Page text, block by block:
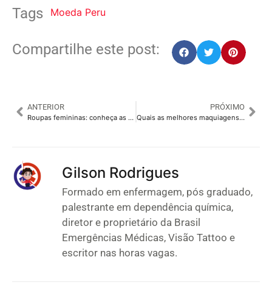
Tags Moeda Peru
Compartilhe este post:
ANTERIOR
Roupas femininas: conheça as peças que não podem faltar no seu armário
PRÓXIMO
Quais as melhores maquiagens para o verão? Arrase na make!
Gilson Rodrigues
Formado em enfermagem, pós graduado,
palestrante em dependência química,
diretor e proprietário da Brasil
Emergências Médicas, Visão Tattoo e
escritor nas horas vagas.